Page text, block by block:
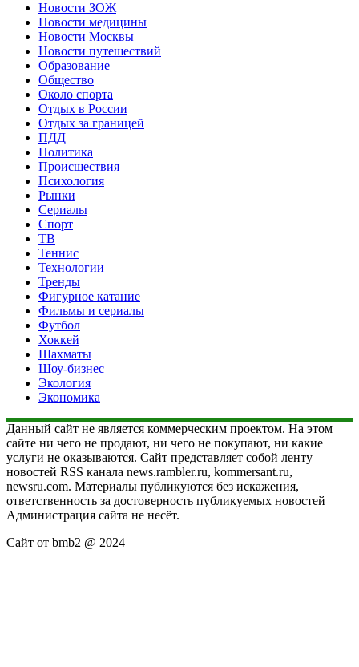
Новости ЗОЖ
Новости медицины
Новости Москвы
Новости путешествий
Образование
Общество
Около спорта
Отдых в России
Отдых за границей
ПДД
Политика
Происшествия
Психология
Рынки
Сериалы
Спорт
ТВ
Теннис
Технологии
Тренды
Фигурное катание
Фильмы и сериалы
Футбол
Хоккей
Шахматы
Шоу-бизнес
Экология
Экономика
Данный сайт не является коммерческим проектом. На этом
сайте ни чего не продают, ни чего не покупают, ни какие
услуги не оказываются. Сайт представляет собой ленту
новостей RSS канала news.rambler.ru, kommersant.ru,
newsru.com. Материалы публикуются без искажения,
ответственность за достоверность публикуемых новостей
Администрация сайта не несёт.
Сайт от bmb2 @ 2024